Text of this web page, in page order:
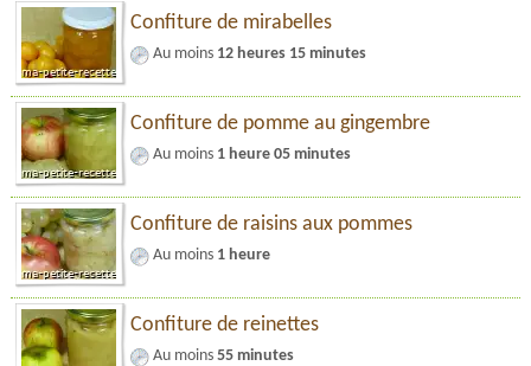
Confiture de mirabelles
Au moins 12 heures 15 minutes
Confiture de pomme au gingembre
Au moins 1 heure 05 minutes
Confiture de raisins aux pommes
Au moins 1 heure
Confiture de reinettes
Au moins 55 minutes